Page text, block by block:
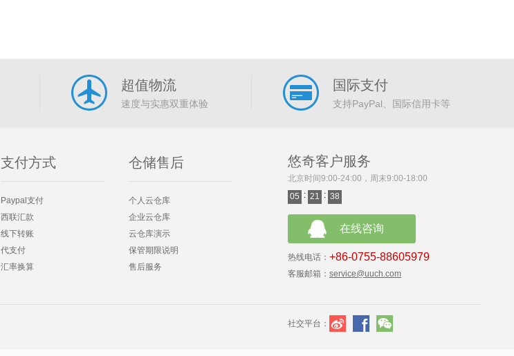
超值物流
速度与实惠双重体验
国际支付
支持PayPal、国际信用卡等
支付方式
Paypal支付
西联汇款
线下转账
代支付
汇率换算
仓储售后
个人云仓库
企业云仓库
云仓库演示
保管期限说明
售后服务
悠奇客户服务
北京时间9:00-24:00，周末9:00-18:00
05 : 21 : 38
在线咨询
热线电话： +86-0755-88605979
客服邮箱： service@uuch.com
社交平台：